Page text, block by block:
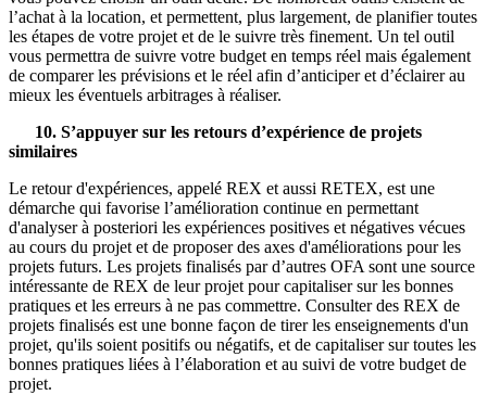
l’achat à la location, et permettent, plus largement, de planifier toutes
les étapes de votre projet et de le suivre très finement. Un tel outil
vous permettra de suivre votre budget en temps réel mais également
de comparer les prévisions et le réel afin d’anticiper et d’éclairer au
mieux les éventuels arbitrages à réaliser.
10. S’appuyer sur les retours d’expérience de projets
similaires
Le retour d'expériences, appelé REX et aussi RETEX, est une
démarche qui favorise l’amélioration continue en permettant
d'analyser à posteriori les expériences positives et négatives vécues
au cours du projet et de proposer des axes d'améliorations pour les
projets futurs. Les projets finalisés par d’autres OFA sont une source
intéressante de REX de leur projet pour capitaliser sur les bonnes
pratiques et les erreurs à ne pas commettre. Consulter des REX de
projets finalisés est une bonne façon de tirer les enseignements d'un
projet, qu'ils soient positifs ou négatifs, et de capitaliser sur toutes les
bonnes pratiques liées à l’élaboration et au suivi de votre budget de
projet.